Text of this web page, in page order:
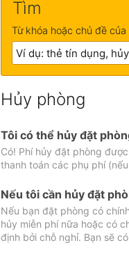
Tìm
Từ khóa hoặc chủ đề
Hủy phòng
Tôi có thể hủy đặt
Có! Phí hủy đặt phòng
thanh toán các phụ phí
Nếu tôi cần hủy đặt
Nếu bạn đặt phòng có
hủy miễn phí nữa hoặc có
định bởi chỗ nghỉ. Bạn sẽ